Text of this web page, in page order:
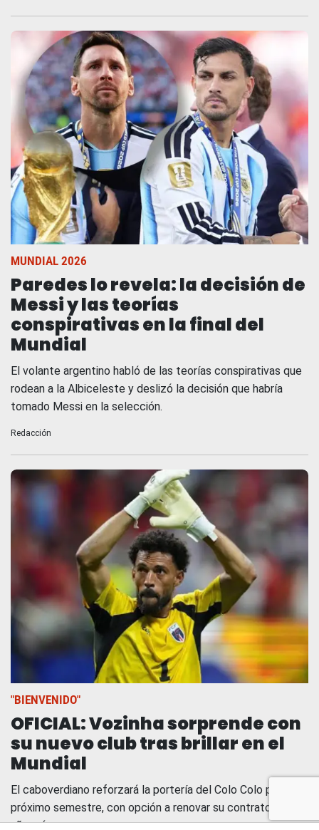
MUNDIAL 2026
Paredes lo revela: la decisión de
Messi y las teorías
conspirativas en la final del
Mundial
El volante argentino habló de las teorías conspirativas que
rodean a la Albiceleste y deslizó la decisión que habría
tomado Messi en la selección.
Redacción
"BIENVENIDO"
OFICIAL: Vozinha sorprende con
su nuevo club tras brillar en el
Mundial
El caboverdiano reforzará la portería del Colo Colo por el
próximo semestre, con opción a renovar su contrato por un
año más.